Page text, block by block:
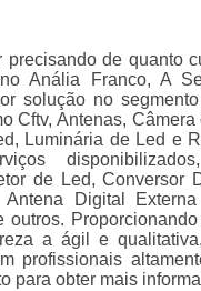
precisando de quanto
Anália Franco, A
solução no
Cftv, Antenas,
Luminária de Led e
de Led, Conversor
Digital
outros.
a ágil e
profissionais
para obter mais